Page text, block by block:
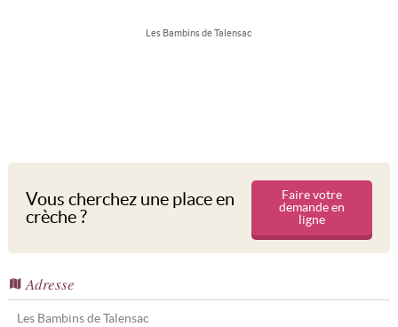
Les Bambins de Talensac
Vous cherchez une place en
crèche ?
Faire votre
demande en
ligne
Adresse
Les Bambins de Talensac